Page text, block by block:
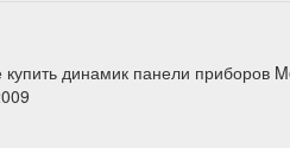
динамик панели приборов